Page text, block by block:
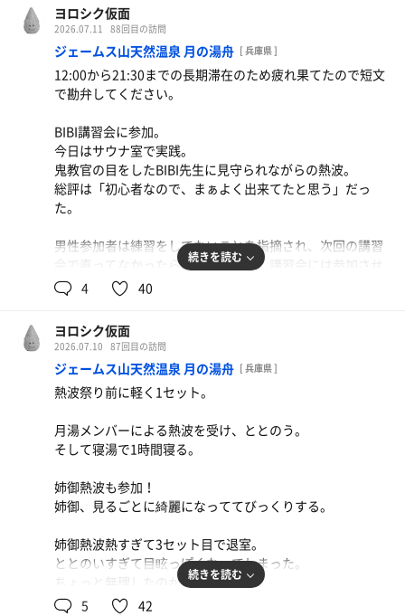
唐揚げ定食（650円くらい）
神戸サウナっぽい唐揚げで大満足！ 量もたくさんあっ
良い海の日になりました！！
Lカツカレー（1100円）
キャベツ美味い！カレー美味い！福神漬け美味い！
いずみんが摘んできたハーブ、めっちゃ良い香り。
寝湯でちょっと寝転んでアウト。
いずみんサミットの告知を白えもんから聞いていたが、所
グランドフィナーレ、なんか感動しちゃったなぁ。
長かったけど、振り返ったら楽しい思い出ばかり。
また来年もイベント企画お待ちしております！
ヨロシク仮面
2026.07.11 88回目の訪問
ジェームス山天然温泉 月の湯舟 [ 兵庫県 ]
12:00から21:30までの長期滞在のため疲れ果てたので短文
で勘弁してください。
BIBI講習会に参加。
今日はサウナ室で実践。
鬼教官の目をしたBIBI先生に見守られながらの熱波。
総評は「初心者なので、まぁよく出来てたと思う」だっ
た。
男性参加者は練習をしてないことを指摘され、次回の講習
会で直ってなかったら会費返却の上、講習会には参加させ
ないらしい。
アウフグース への愛があるがための措置。仕方あるまい。
15:00もっくんアウフ受けた。
17:00もっくんとヨロシクでアウフやった。
2曲目にパチンコ海物語withえなこでお馴染みの「可愛く
マークンだけが喜んでた笑
やはり圧巻。というか所作が綺麗。
さすがにサウナ入りすぎてバテたので途中退室。
BIBI会でオロポ乾杯。
きんのんさんならポテトの差し入れ。ありがとうございま
続きを読む
4 40
ヨロシク仮面
2026.07.10 87回目の訪問
ジェームス山天然温泉 月の湯舟 [ 兵庫県 ]
熱波祭り前に軽く1セット。
月湯メンバーによる熱波を受け、ととのう。
そして寝湯で1時間寝る。
姉御熱波も参加！
姉御、見るごとに綺麗になっててびっくりする。
姉御熱波熱すぎて3セット目で退室。
ととのいすぎて目眩っぽくなってしまった。
ちょっと無理したのかもしれない。
今後の反省に活かそう。
続きを読む
5 42